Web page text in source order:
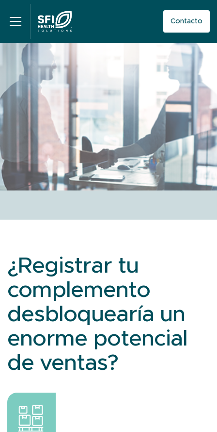
Contacto
¿Registrar tu
complemento
desbloquearía un
enorme potencial
de ventas?